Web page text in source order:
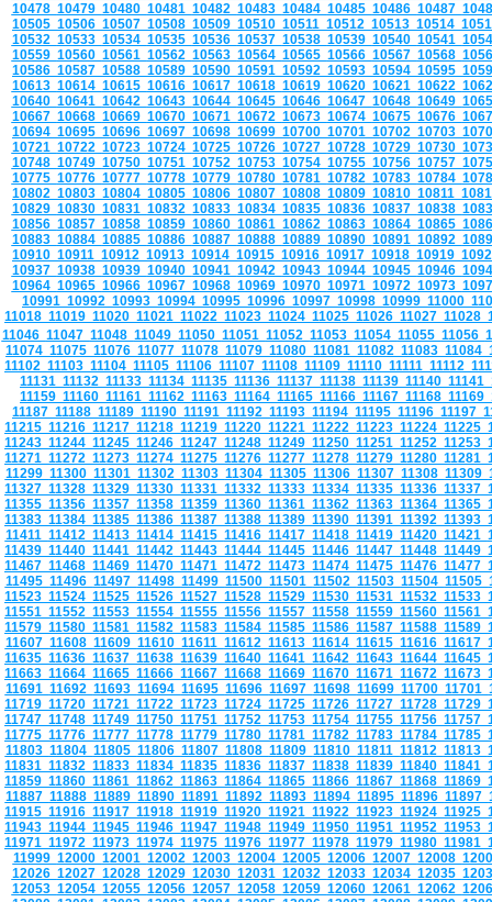
10478 10479 10480 10481 10482 10483 10484 10485 10486 10487
10505 10506 10507 10508 10509 10510 10511 10512 10513 10514
10532 10533 10534 10535 10536 10537 10538 10539 10540 10541
10559 10560 10561 10562 10563 10564 10565 10566 10567 10568
10586 10587 10588 10589 10590 10591 10592 10593 10594 10595
10613 10614 10615 10616 10617 10618 10619 10620 10621 10622
10640 10641 10642 10643 10644 10645 10646 10647 10648 10649
10667 10668 10669 10670 10671 10672 10673 10674 10675 10676
10694 10695 10696 10697 10698 10699 10700 10701 10702 10703
10721 10722 10723 10724 10725 10726 10727 10728 10729 10730
10748 10749 10750 10751 10752 10753 10754 10755 10756 10757
10775 10776 10777 10778 10779 10780 10781 10782 10783 10784
10802 10803 10804 10805 10806 10807 10808 10809 10810 10811
10829 10830 10831 10832 10833 10834 10835 10836 10837 10838
10856 10857 10858 10859 10860 10861 10862 10863 10864 10865
10883 10884 10885 10886 10887 10888 10889 10890 10891 10892
10910 10911 10912 10913 10914 10915 10916 10917 10918 10919
10937 10938 10939 10940 10941 10942 10943 10944 10945 10946
10964 10965 10966 10967 10968 10969 10970 10971 10972 10973
10991 10992 10993 10994 10995 10996 10997 10998 10999 11000
11018 11019 11020 11021 11022 11023 11024 11025 11026 11027 11028
11046 11047 11048 11049 11050 11051 11052 11053 11054 11055 11056
11074 11075 11076 11077 11078 11079 11080 11081 11082 11083 11084
11102 11103 11104 11105 11106 11107 11108 11109 11110 11111 11112
11131 11132 11133 11134 11135 11136 11137 11138 11139 11140 11141
11159 11160 11161 11162 11163 11164 11165 11166 11167 11168 11169
11187 11188 11189 11190 11191 11192 11193 11194 11195 11196 11197
11215 11216 11217 11218 11219 11220 11221 11222 11223 11224 11225
11243 11244 11245 11246 11247 11248 11249 11250 11251 11252 11253
11271 11272 11273 11274 11275 11276 11277 11278 11279 11280 11281
11299 11300 11301 11302 11303 11304 11305 11306 11307 11308 11309
11327 11328 11329 11330 11331 11332 11333 11334 11335 11336 11337
11355 11356 11357 11358 11359 11360 11361 11362 11363 11364 11365
11383 11384 11385 11386 11387 11388 11389 11390 11391 11392 11393
11411 11412 11413 11414 11415 11416 11417 11418 11419 11420 11421
11439 11440 11441 11442 11443 11444 11445 11446 11447 11448 11449
11467 11468 11469 11470 11471 11472 11473 11474 11475 11476 11477
11495 11496 11497 11498 11499 11500 11501 11502 11503 11504 11505
11523 11524 11525 11526 11527 11528 11529 11530 11531 11532 11533
11551 11552 11553 11554 11555 11556 11557 11558 11559 11560 11561
11579 11580 11581 11582 11583 11584 11585 11586 11587 11588 11589
11607 11608 11609 11610 11611 11612 11613 11614 11615 11616 11617
11635 11636 11637 11638 11639 11640 11641 11642 11643 11644 11645
11663 11664 11665 11666 11667 11668 11669 11670 11671 11672 11673
11691 11692 11693 11694 11695 11696 11697 11698 11699 11700 11701
11719 11720 11721 11722 11723 11724 11725 11726 11727 11728 11729
11747 11748 11749 11750 11751 11752 11753 11754 11755 11756 11757
11775 11776 11777 11778 11779 11780 11781 11782 11783 11784 11785
11803 11804 11805 11806 11807 11808 11809 11810 11811 11812 11813
11831 11832 11833 11834 11835 11836 11837 11838 11839 11840 11841
11859 11860 11861 11862 11863 11864 11865 11866 11867 11868 11869
11887 11888 11889 11890 11891 11892 11893 11894 11895 11896 11897
11915 11916 11917 11918 11919 11920 11921 11922 11923 11924 11925
11943 11944 11945 11946 11947 11948 11949 11950 11951 11952 11953
11971 11972 11973 11974 11975 11976 11977 11978 11979 11980 11981
11999 12000 12001 12002 12003 12004 12005 12006 12007 12008
12026 12027 12028 12029 12030 12031 12032 12033 12034 12035
12053 12054 12055 12056 12057 12058 12059 12060 12061 12062